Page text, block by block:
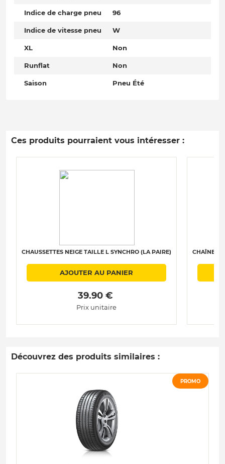
Indice de charge pneu 96
Indice de vitesse pneu W
XL Non
Runflat Non
Saison Pneu Été
Ces produits pourraient vous intéresser :
CHAUSSETTES NEIGE TAILLE L SYNCHRO (LA PAIRE)
AJOUTER AU PANIER
39.90 €
Prix unitaire
CHAÎNES
Découvrez des produits similaires :
PROMO